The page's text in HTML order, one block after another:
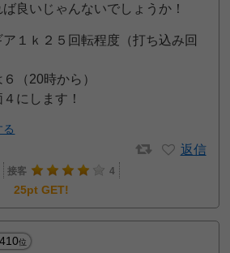
良いじゃんないでしょうか！
１ｋ２５回転程度（打ち込み回
（20時から）
にします！
返信
接客
4
25pt GET!
410位